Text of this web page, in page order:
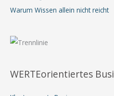
Warum Wissen allein nicht reicht
WERTEorientiertes